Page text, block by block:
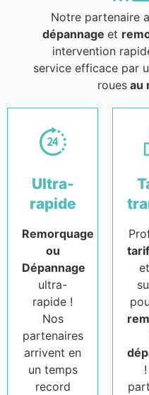
Notre partenaire
dépannageet
intervention
service efficace par
roues au
Ultra-
rapide
Remorquage
ou
Dépannage
ultra-
rapide !
Nos
partenaires
arrivent en
un temps
record